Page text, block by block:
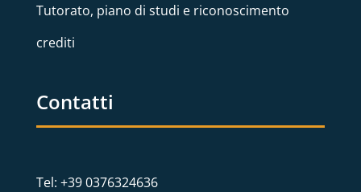
Tutorato, piano di studi e riconoscimento
crediti
Contatti
Tel: +39 0376324636